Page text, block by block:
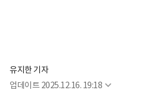
유지한 기자
업데이트 2025.12.16. 19:18